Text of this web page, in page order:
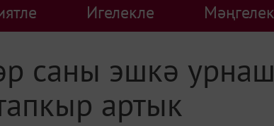
Игелекле Мәңгелек
саны эшкә
артык